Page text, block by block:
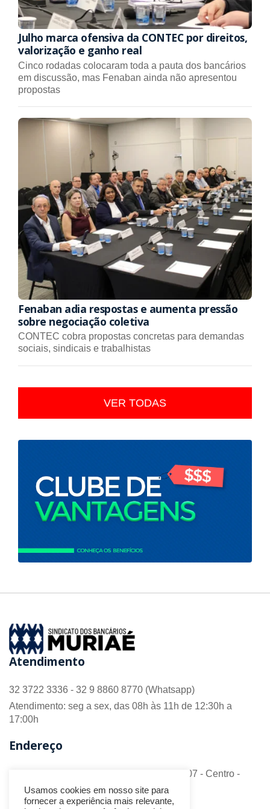
Julho marca ofensiva da CONTEC por direitos,
valorização e ganho real
Cinco rodadas colocaram toda a pauta dos bancários
em discussão, mas Fenaban ainda não apresentou
propostas
Fenaban adia respostas e aumenta pressão
sobre negociação coletiva
CONTEC cobra propostas concretas para demandas
sociais, sindicais e trabalhistas
VER TODAS
Atendimento
32 3722 3336 - 32 9 8860 8770 (Whatsapp)
Atendimento: seg a sex, das 08h às 11h de 12:30h a
17:00h
Endereço
R. Barão do Monte Alto nº 70 - Sala 306/307 - Centro -
CEP 36.880-018 - Muriaé/MG
Usamos cookies em nosso site para
fornecer a experiência mais relevante,